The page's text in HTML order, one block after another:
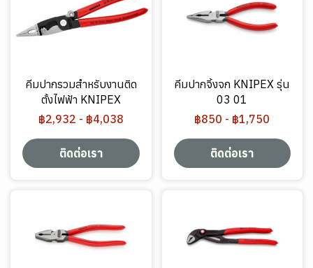
คีมปากรวมสำหรับงานติด
ตั้งไฟฟ้า KNIPEX
฿2,932 - ฿4,038
ติดต่อเรา
คีมปากจิ้งจก KNIPEX รุ่น
03 01
฿850 - ฿1,750
ติดต่อเรา